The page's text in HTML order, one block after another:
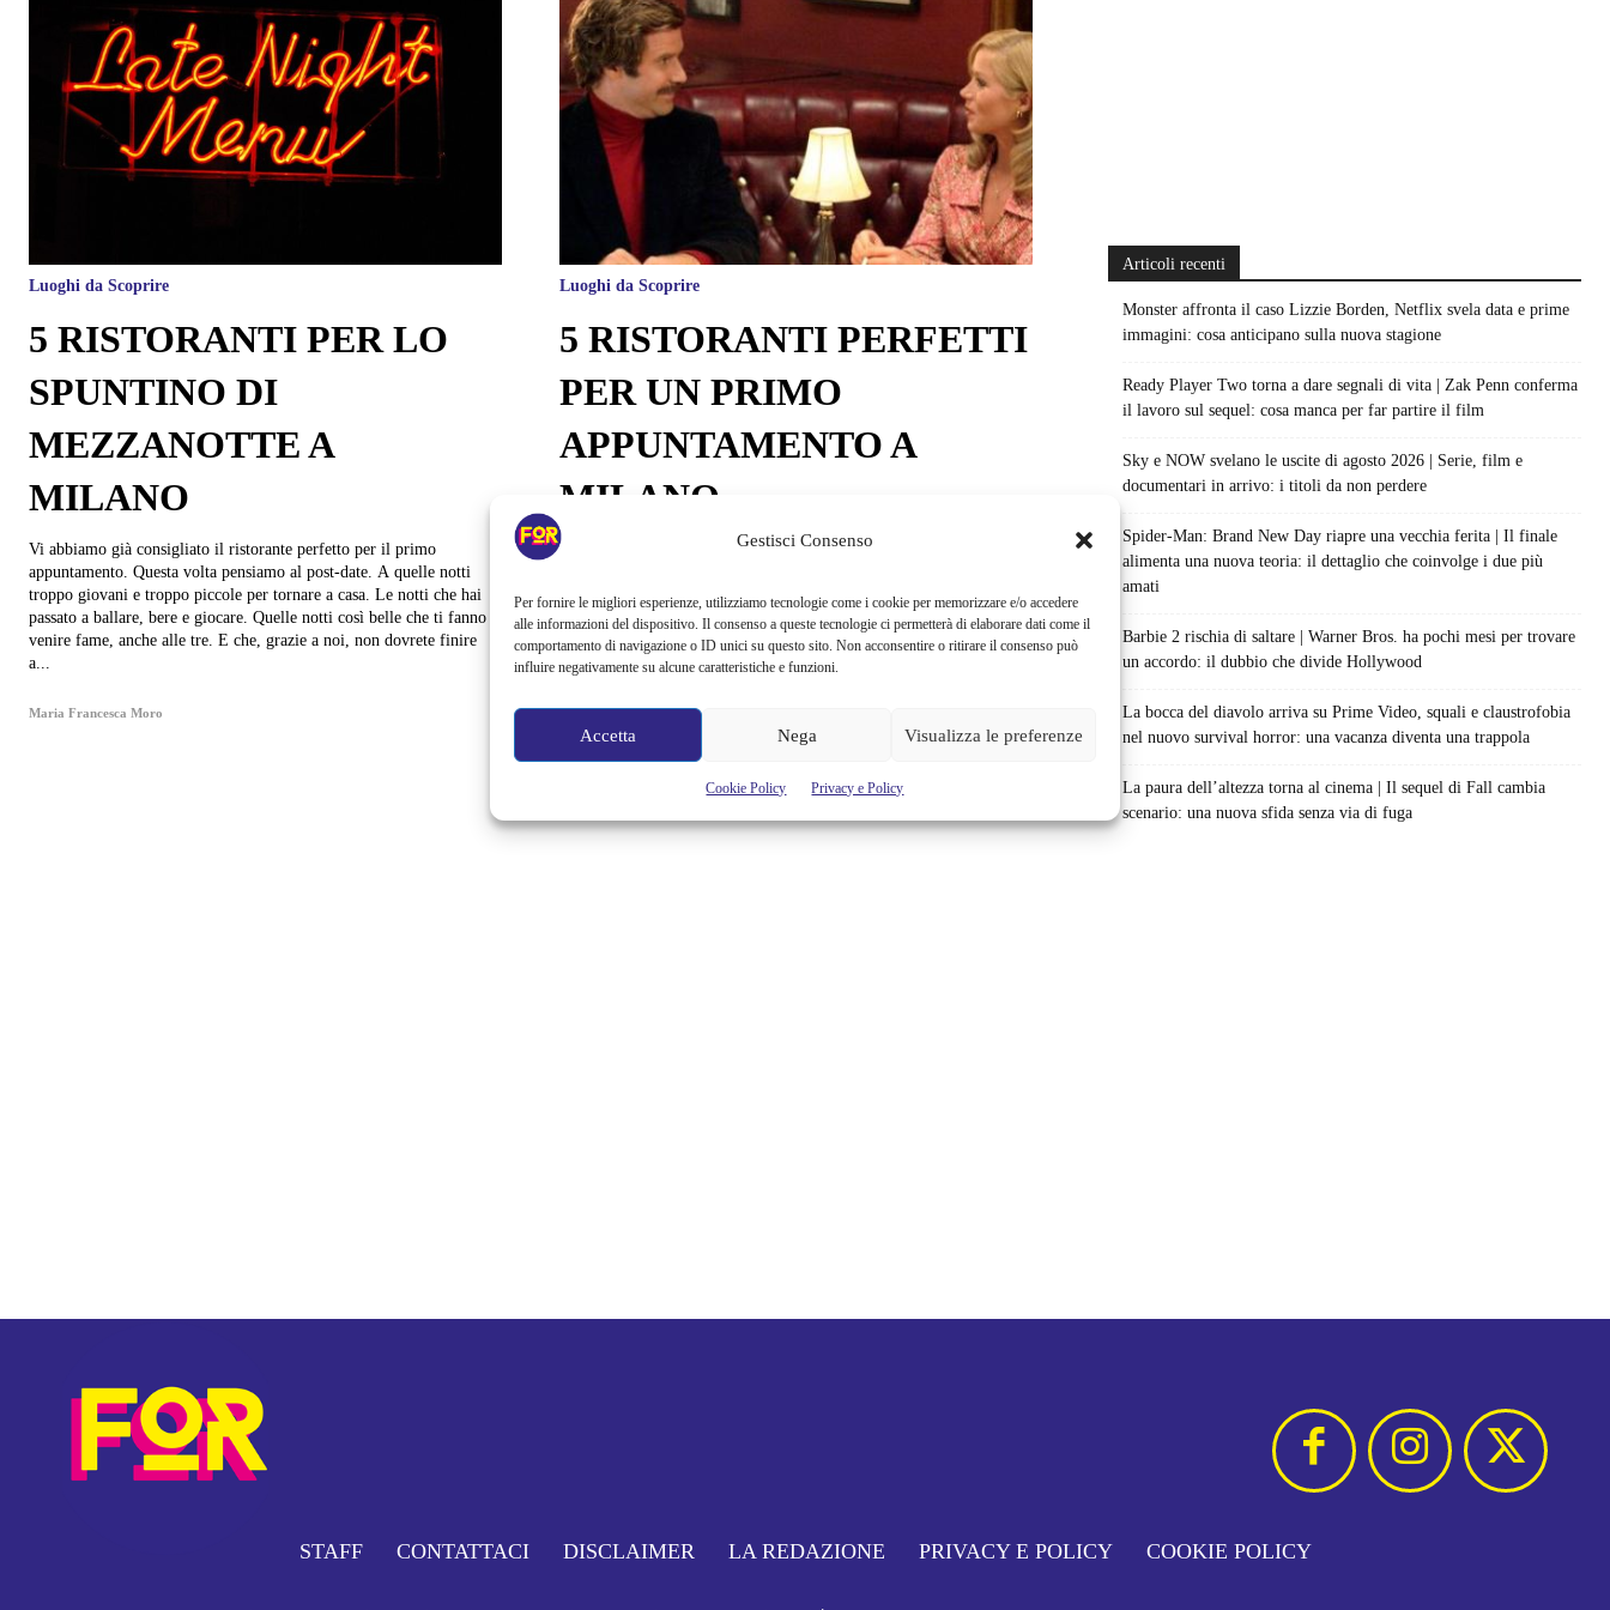
Gestisci Consenso
Per fornire le migliori esperienze, utilizziamo tecnologie come i cookie per memorizzare e/o accedere
alle informazioni del dispositivo. Il consenso a queste tecnologie ci permetterà di elaborare dati come il
comportamento di navigazione o ID unici su questo sito. Non acconsentire o ritirare il consenso può
influire negativamente su alcune caratteristiche e funzioni.
Accetta Nega Visualizza le preferenze
Cookie Policy Privacy e Policy
Luoghi da Scoprire
5 RISTORANTI PER LO
SPUNTINO DI
MEZZANOTTE A
MILANO
Vi abbiamo già consigliato il ristorante perfetto per il primo
appuntamento. Questa volta pensiamo al post-date. A quelle notti
troppo giovani e troppo piccole per tornare a casa. Le notti che hai
passato a ballare, bere e giocare. Quelle notti così belle che ti fanno
venire fame, anche alle tre. E che, grazie a noi, non dovrete finire
a...
Maria Francesca Moro
Luoghi da Scoprire
5 RISTORANTI PERFETTI
PER UN PRIMO
APPUNTAMENTO A
MILANO
La ragazza che ti piace ti ha detto sì. Hai finto così bene da sembrare
nascondere tutti i tuoi squilibri mentali. Così furbo da riuscire a farle
venire voglia di passare un’intera serata in tua compagnia. Bravo!
Adesso, però, attento a non mandare all’aria tutto il lavoro fatto fin...
Articoli recenti
Monster affronta il caso Lizzie Borden, Netflix svela data e prime
immagini: cosa anticipano sulla nuova stagione
Ready Player Two torna a dare segnali di vita | Zak Penn conferma
il lavoro sul sequel: cosa manca per far partire il film
Sky e NOW svelano le uscite di agosto 2026 | Serie, film e
documentari in arrivo: i titoli da non perdere
Spider-Man: Brand New Day riapre una vecchia ferita | Il finale
alimenta una nuova teoria: il dettaglio che coinvolge i due più
amati
Barbie 2 rischia di saltare | Warner Bros. ha pochi mesi per trovare
un accordo: il dubbio che divide Hollywood
La bocca del diavolo arriva su Prime Video, squali e claustrofobia
nel nuovo survival horror: una vacanza diventa una trappola
La paura dell’altezza torna al cinema | Il sequel di Fall cambia
scenario: una nuova sfida senza via di fuga
STAFF CONTATTACI DISCLAIMER LA REDAZIONE PRIVACY E POLICY COOKIE POLICY